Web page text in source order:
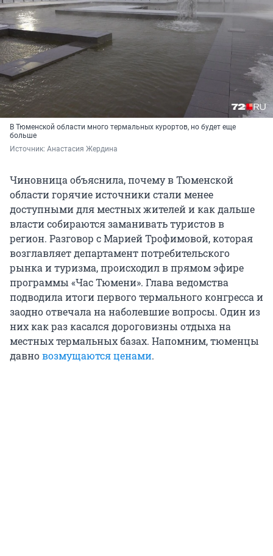
В Тюменской области много термальных курортов, но будет еще
больше
Источник: Анастасия Жердина
Чиновница объяснила, почему в Тюменской
области горячие источники стали менее
доступными для местных жителей и как дальше
власти собираются заманивать туристов в
регион. Разговор с Марией Трофимовой, которая
возглавляет департамент потребительского
рынка и туризма, происходил в прямом эфире
программы «Час Тюмени». Глава ведомства
подводила итоги первого термального конгресса и
заодно отвечала на наболевшие вопросы. Один из
них как раз касался дороговизны отдыха на
местных термальных базах. Напомним, тюменцы
давновозмущаются ценами.